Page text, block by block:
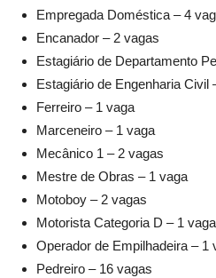
Empregada Doméstica – 4
Encanador – 2 vagas
Estagiário de Departamento
Estagiário de Engenharia Civil
Ferreiro – 1 vaga
Marceneiro – 1 vaga
Mecânico 1 – 2 vagas
Mestre de Obras – 1 vaga
Motoboy – 2 vagas
Motorista Categoria D – 1 vaga
Operador de Empilhadeira – 1
Pedreiro – 16 vagas